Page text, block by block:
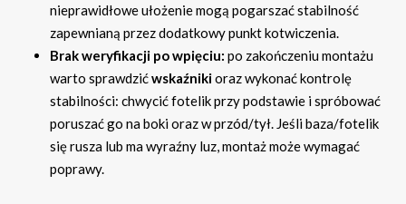
nieprawidłowe ułożenie mogą pogarszać stabilność
zapewnianą przez dodatkowy punkt kotwiczenia.
Brak weryfikacji po wpięciu: po zakończeniu montażu
warto sprawdzićwskaźnikioraz wykonać kontrolę
stabilności: chwycić fotelik przy podstawie i spróbować
poruszać go na boki oraz w przód/tył. Jeśli baza/fotelik
się rusza lub ma wyraźny luz, montaż może wymagać
poprawy.